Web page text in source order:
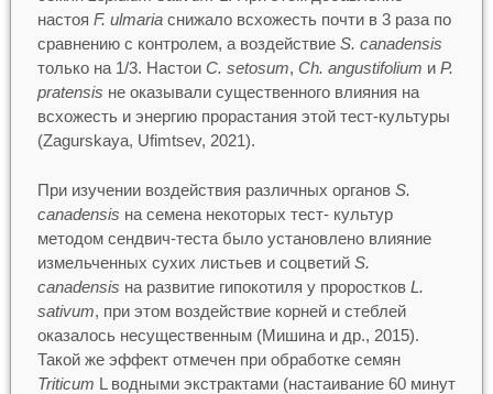
настоя F. ulmaria снижало всхожесть почти в 3 раза по
сравнению с контролем, а воздействие S. canadensis
только на 1/3. Настои C. setosum, Ch. angustifolium и P.
pratensis не оказывали существенного влияния на
всхожесть и энергию прорастания этой тест-культуры
(Zagurskaya, Ufimtsev, 2021).
При изучении воздействия различных органов S.
canadensis на семена некоторых тест- культур
методом сендвич-теста было установлено влияние
измельченных сухих листьев и соцветий S.
canadensis на развитие гипокотиля у проростков L.
sativum, при этом воздействие корней и стеблей
оказалось несущественным (Мишина и др., 2015).
Такой же эффект отмечен при обработке семян
Triticum L водными экстрактами (настаивание 60 минут